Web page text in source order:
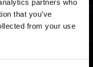
partners who
that you’ve
from your use